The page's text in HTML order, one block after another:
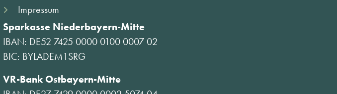
Impressum
Sparkasse Niederbayern-Mitte
IBAN: DE52 7425 0000 0100 0007 02
BIC: BYLADEM1SRG
VR-Bank Ostbayern-Mitte